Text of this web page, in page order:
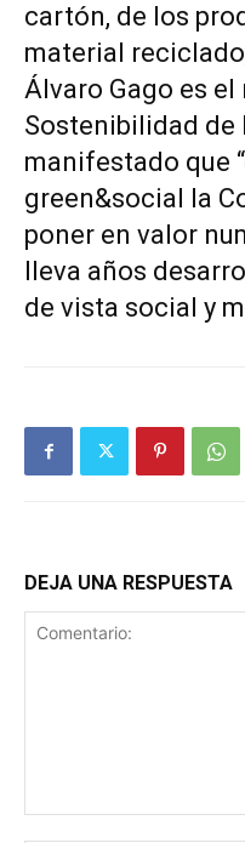
cartón, de los
material
Álvaro Gago es
Sostenibilidad de
manifestado que
green&social la
poner en valor
lleva años
de vista social y
DEJA UNA RESPUESTA